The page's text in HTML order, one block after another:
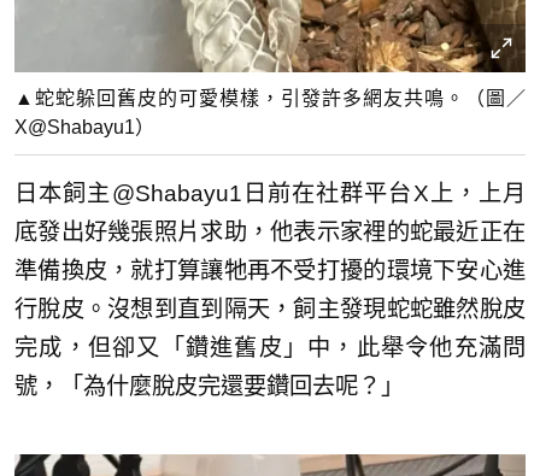
▲蛇蛇躲回舊皮的可愛模樣，引發許多網友共鳴。（圖／
X@Shabayu1）
日本飼主@Shabayu1日前在社群平台X上，上月
底發出好幾張照片求助，他表示家裡的蛇最近正在
準備換皮，就打算讓牠再不受打擾的環境下安心進
行脫皮。沒想到直到隔天，飼主發現蛇蛇雖然脫皮
完成，但卻又「鑽進舊皮」中，此舉令他充滿問
號，「為什麼脫皮完還要鑽回去呢？」